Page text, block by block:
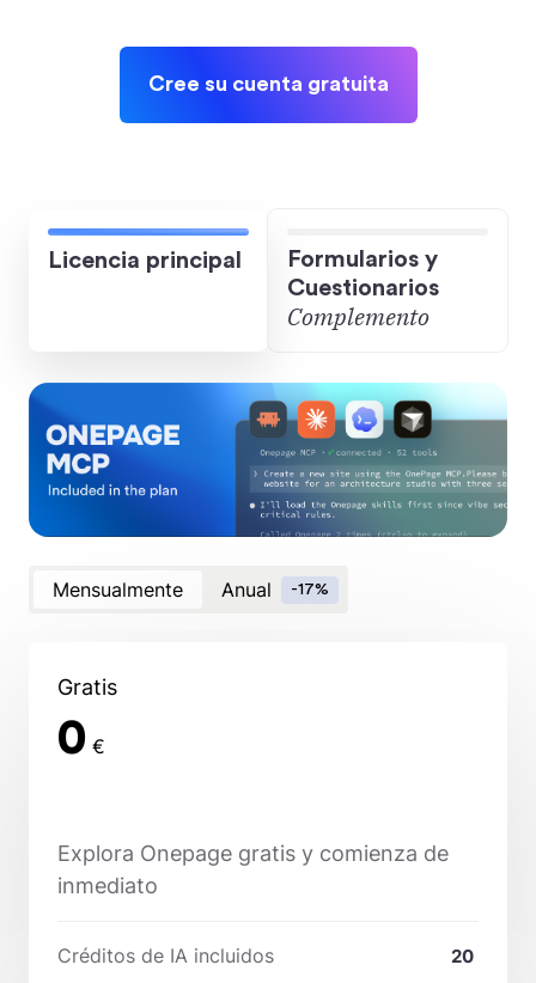
Cree su cuenta gratuita
Licencia principal
Formularios y
Cuestionarios
Complemento
Mensualmente Anual -17%
Gratis
0 €
Explora Onepage gratis y comienza de
inmediato
Créditos de IA incluidos 20